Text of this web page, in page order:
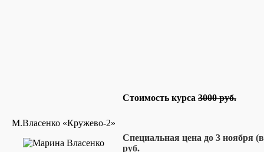
М.Власенко «Кружево-2»
Стоимость курса 3000 руб.
Специальная цена до 3 ноября
руб.